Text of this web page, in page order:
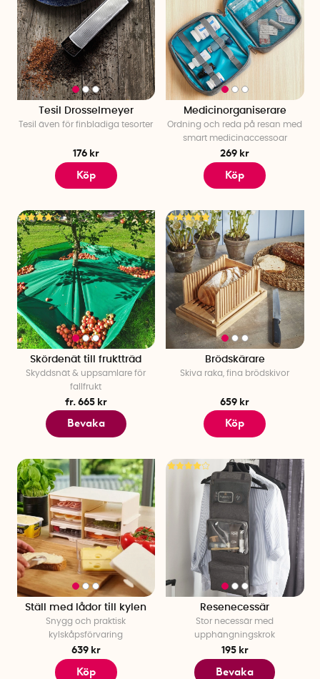
Tesil Drosselmeyer
Tesil även för finbladiga tesorter
176 kr
Köp
Medicinorganiserare
Ordning och reda på resan med
smart medicinaccessoar
269 kr
Köp
Skördenät till fruktträd
Skyddsnät & uppsamlare för
fallfrukt
fr. 665 kr
Bevaka
Brödskärare
Skiva raka, fina brödskivor
659 kr
Köp
Ställ med lådor till kylen
Snygg och praktisk
kylskåpsförvaring
639 kr
Köp
Resenecessär
Stor necessär med
upphängningskrok
195 kr
Bevaka